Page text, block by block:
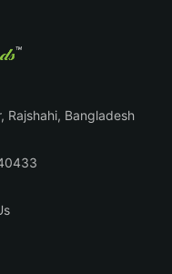
Rajshahi, Bangladesh